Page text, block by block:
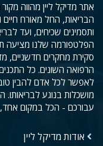
אתר מדיקל ליין מהווה
הבריאות, החל מאורח חיים
ותסמינים שכיחים, ועד
הפלטפורמה שלנו מציעה
סקירת מחקרים חדשניים,
הרפואה השונים. כל
לאפשר לכל אדם להבין
מושכלות בנוגע
עבורכם - הכל במקום אחד,
אודות מדיקל ליין